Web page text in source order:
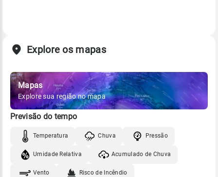
Explore os mapas
Mapas
Explore sua região no mapa
Previsão do tempo
Temperatura Chuva Pressão
Umidade Relativa Acumulado de Chuva
Vento Risco de Incêndio